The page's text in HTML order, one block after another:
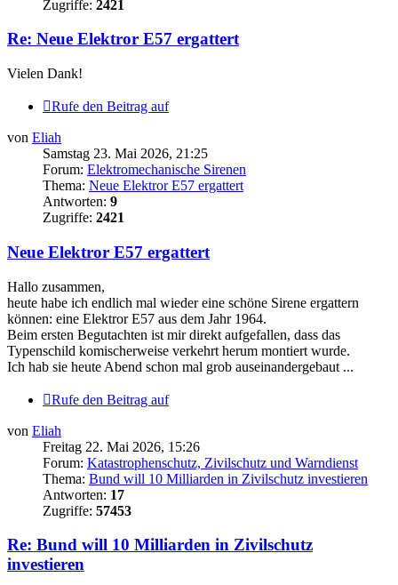
Zugriffe: 2421
Re: Neue Elektror E57 ergattert
Vielen Dank!
Rufe den Beitrag auf
von Eliah
Samstag 23. Mai 2026, 21:25
Forum: Elektromechanische Sirenen
Thema: Neue Elektror E57 ergattert
Antworten: 9
Zugriffe: 2421
Neue Elektror E57 ergattert
Hallo zusammen,
heute habe ich endlich mal wieder eine schöne Sirene ergattern
können: eine Elektror E57 aus dem Jahr 1964.
Beim ersten Begutachten ist mir direkt aufgefallen, dass das
Typenschild komischerweise verkehrt herum montiert wurde.
Ich hab sie heute Abend schon mal grob auseinandergebaut ...
Rufe den Beitrag auf
von Eliah
Freitag 22. Mai 2026, 15:26
Forum: Katastrophenschutz, Zivilschutz und Warndienst
Thema: Bund will 10 Milliarden in Zivilschutz investieren
Antworten: 17
Zugriffe: 57453
Re: Bund will 10 Milliarden in Zivilschutz
investieren